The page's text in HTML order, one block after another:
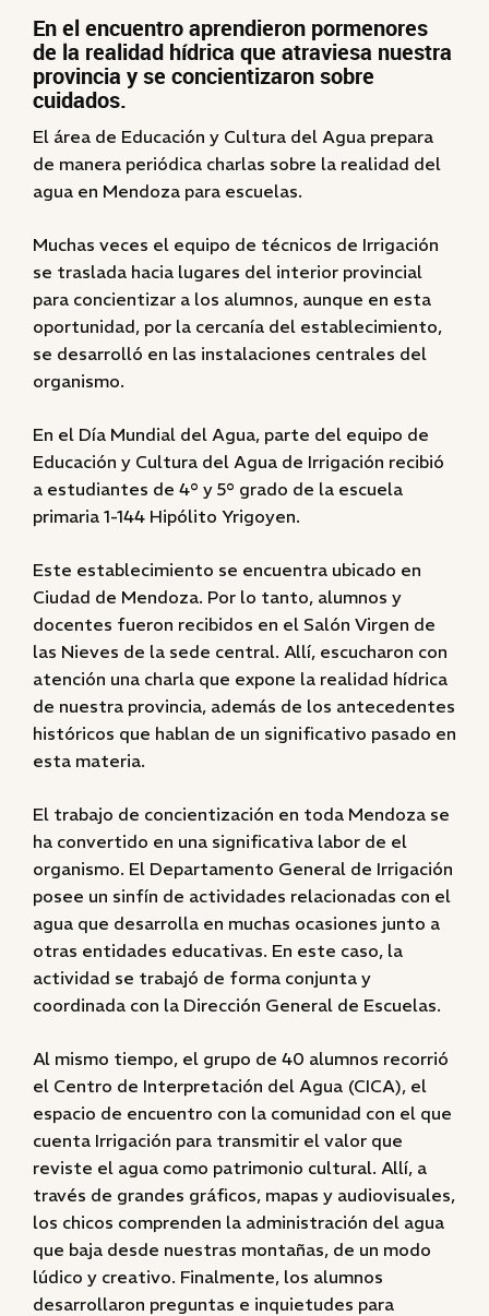
En el encuentro aprendieron pormenores
de la realidad hídrica que atraviesa nuestra
provincia y se concientizaron sobre
cuidados.
El área de Educación y Cultura del Agua prepara
de manera periódica charlas sobre la realidad del
agua en Mendoza para escuelas.
Muchas veces el equipo de técnicos de Irrigación
se traslada hacia lugares del interior provincial
para concientizar a los alumnos, aunque en esta
oportunidad, por la cercanía del establecimiento,
se desarrolló en las instalaciones centrales del
organismo.
En el Día Mundial del Agua, parte del equipo de
Educación y Cultura del Agua de Irrigación recibió
a estudiantes de 4° y 5° grado de la escuela
primaria 1-144 Hipólito Yrigoyen.
Este establecimiento se encuentra ubicado en
Ciudad de Mendoza. Por lo tanto, alumnos y
docentes fueron recibidos en el Salón Virgen de
las Nieves de la sede central. Allí, escucharon con
atención una charla que expone la realidad hídrica
de nuestra provincia, además de los antecedentes
históricos que hablan de un significativo pasado en
esta materia.
El trabajo de concientización en toda Mendoza se
ha convertido en una significativa labor de el
organismo. El Departamento General de Irrigación
posee un sinfín de actividades relacionadas con el
agua que desarrolla en muchas ocasiones junto a
otras entidades educativas. En este caso, la
actividad se trabajó de forma conjunta y
coordinada con la Dirección General de Escuelas.
Al mismo tiempo, el grupo de 40 alumnos recorrió
el Centro de Interpretación del Agua (CICA), el
espacio de encuentro con la comunidad con el que
cuenta Irrigación para transmitir el valor que
reviste el agua como patrimonio cultural. Allí, a
través de grandes gráficos, mapas y audiovisuales,
los chicos comprenden la administración del agua
que baja desde nuestras montañas, de un modo
lúdico y creativo. Finalmente, los alumnos
desarrollaron preguntas e inquietudes para